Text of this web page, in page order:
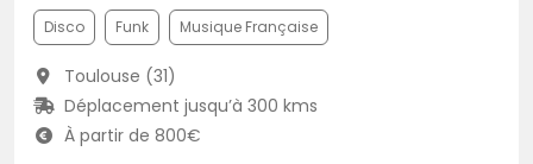
Disco Funk Musique Française
Toulouse (31)
Déplacement jusqu’à 300 kms
À partir de 800€